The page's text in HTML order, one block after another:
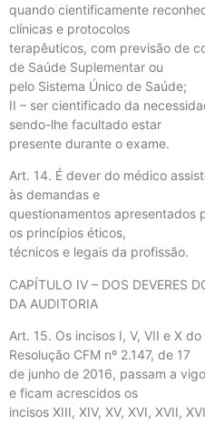
quando cientificamente
clínicas e protocolos
terapêuticos, com previsão de
de Saúde Suplementar ou
pelo Sistema Único de Saúde;
II – ser cientificado da
sendo-lhe facultado estar
presente durante o exame.
Art. 14. É dever do médico
às demandas e
questionamentos apresentados
os princípios éticos,
técnicos e legais da profissão.
CAPÍTULO IV – DOS DEVERES
DA AUDITORIA
Art. 15. Os incisos I, V, VII e X
Resolução CFM nº 2.147, de 17
de junho de 2016, passam a
e ficam acrescidos os
incisos XIII, XIV, XV, XVI, XVII,